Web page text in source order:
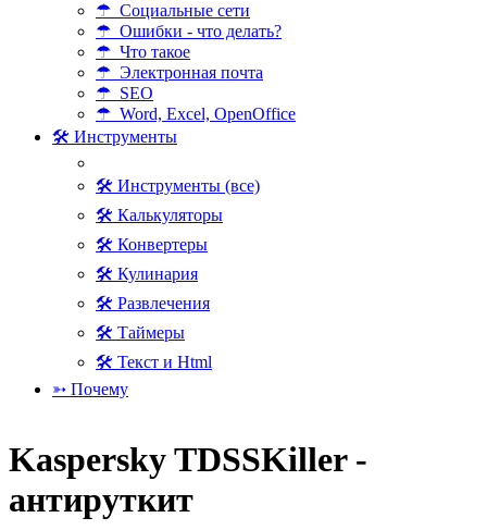
☂ Социальные сети
☂ Ошибки - что делать?
☂ Что такое
☂ Электронная почта
☂ SEO
☂ Word, Excel, OpenOffice
🛠 Инструменты
🛠 Инструменты (все)
🛠 Калькуляторы
🛠 Конвертеры
🛠 Кулинария
🛠 Развлечения
🛠 Таймеры
🛠 Текст и Html
➳ Почему
Kaspersky TDSSKiller -
антируткит